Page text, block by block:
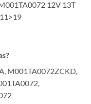
12V 13T
M001TA0072ZCKD,